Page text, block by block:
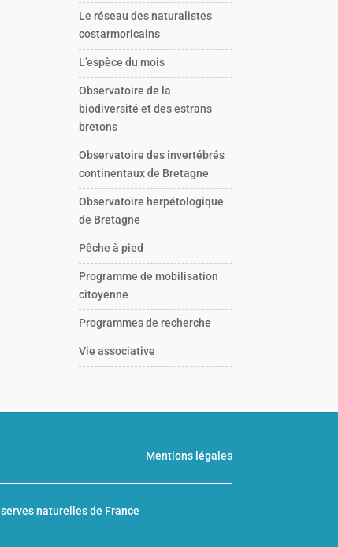
Le réseau des naturalistes
costarmoricains
L’espèce du mois
Observatoire de la
biodiversité et des estrans
bretons
Observatoire des invertébrés
continentaux de Bretagne
Observatoire herpétologique
de Bretagne
Pêche à pied
Programme de mobilisation
citoyenne
Programmes de recherche
Vie associative
Mentions légales
naturelles de France